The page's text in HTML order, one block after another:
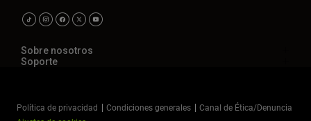
Sobre nosotros
Soporte
Política de privacidad Condiciones generales
Canal de Ética/Denuncia